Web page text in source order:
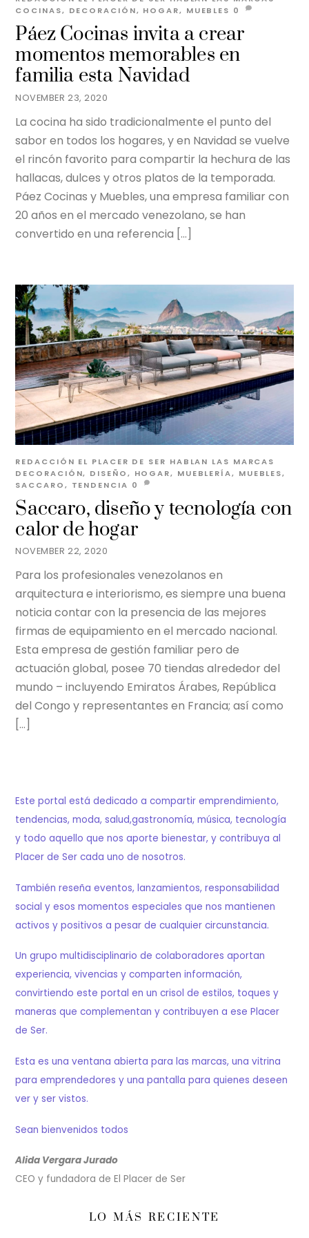
NOVEMBER 23, 2020
Páez Cocinas invita a crear
momentos memorables en
familia esta Navidad
COCINAS, DECORACIÓN, HOGAR, MUEBLES 0
La cocina ha sido tradicionalmente el punto del
sabor en todos los hogares, y en Navidad se vuelve
el rincón favorito para compartir la hechura de las
hallacas, dulces y otros platos de la temporada.
Páez Cocinas y Muebles, una empresa familiar con
20 años en el mercado venezolano, se han
convertido en una referencia […]
NOVEMBER 22, 2020
Saccaro, diseño y tecnología con
calor de hogar
REDACCIÓN EL PLACER DE SER HABLAN LAS MARCAS
DECORACIÓN, DISEÑO, HOGAR, MUEBLERÍA, MUEBLES,
SACCARO, TENDENCIA 0
Para los profesionales venezolanos en
arquitectura e interiorismo, es siempre una buena
noticia contar con la presencia de las mejores
firmas de equipamiento en el mercado nacional.
Esta empresa de gestión familiar pero de
actuación global, posee 70 tiendas alrededor del
mundo – incluyendo Emiratos Árabes, República
del Congo y representantes en Francia; así como
[…]
Este portal está dedicado a compartir emprendimiento,
tendencias, moda, salud,gastronomía, música, tecnología
y todo aquello que nos aporte bienestar, y contribuya al
Placer de Ser cada uno de nosotros.
También reseña eventos, lanzamientos, responsabilidad
social y esos momentos especiales que nos mantienen
activos y positivos a pesar de cualquier circunstancia.
Un grupo multidisciplinario de colaboradores aportan
experiencia, vivencias y comparten información,
convirtiendo este portal en un crisol de estilos, toques y
maneras que complementan y contribuyen a ese Placer
de Ser.
Esta es una ventana abierta para las marcas, una vitrina
para emprendedores y una pantalla para quienes deseen
ver y ser vistos.
Sean bienvenidos todos
Alida Vergara Jurado
CEO y fundadora de El Placer de Ser
LO MÁS RECIENTE